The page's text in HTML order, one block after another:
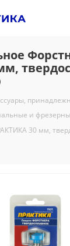
и
30 мм,